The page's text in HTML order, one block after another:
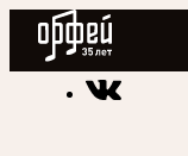
Радио Орфей
Радио